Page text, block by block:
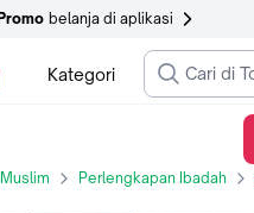
belanja di aplikasi
Kategori
Perlengkapan Ibadah